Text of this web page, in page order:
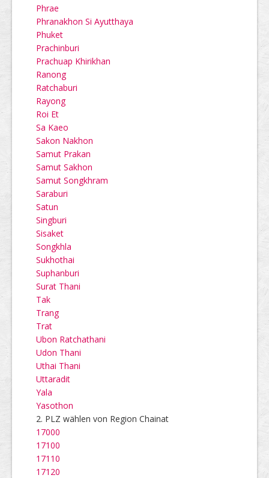
Phrae
Phranakhon Si Ayutthaya
Phuket
Prachinburi
Prachuap Khirikhan
Ranong
Ratchaburi
Rayong
Roi Et
Sa Kaeo
Sakon Nakhon
Samut Prakan
Samut Sakhon
Samut Songkhram
Saraburi
Satun
Singburi
Sisaket
Songkhla
Sukhothai
Suphanburi
Surat Thani
Tak
Trang
Trat
Ubon Ratchathani
Udon Thani
Uthai Thani
Uttaradit
Yala
Yasothon
2. PLZ wählen von Region Chainat
17000
17100
17110
17120